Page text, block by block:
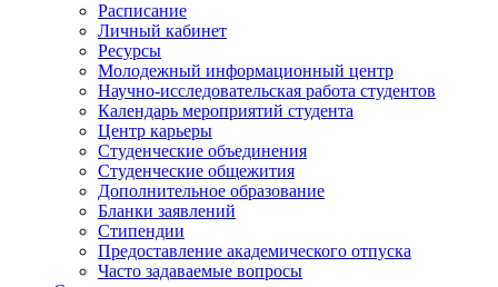
Расписание
Личный кабинет
Ресурсы
Молодежный информационный центр
Научно-исследовательская работа студентов
Календарь мероприятий студента
Центр карьеры
Студенческие объединения
Студенческие общежития
Дополнительное образование
Бланки заявлений
Стипендии
Предоставление академического отпуска
Часто задаваемые вопросы